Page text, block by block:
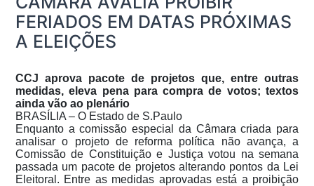
FERIADOS EM DATAS PRÓXIMAS
A ELEIÇÕES
CCJ aprova pacote de projetos que, entre outras
medidas, eleva pena para compra de votos; textos
ainda vão ao plenário
BRASÍLIA – O Estado de S.Paulo
Enquanto a comissão especial da Câmara criada para
analisar o projeto de reforma política não avança, a
Comissão de Constituição e Justiça votou na semana
passada um pacote de projetos alterando pontos da Lei
Eleitoral. Entre as medidas aprovadas está a proibição